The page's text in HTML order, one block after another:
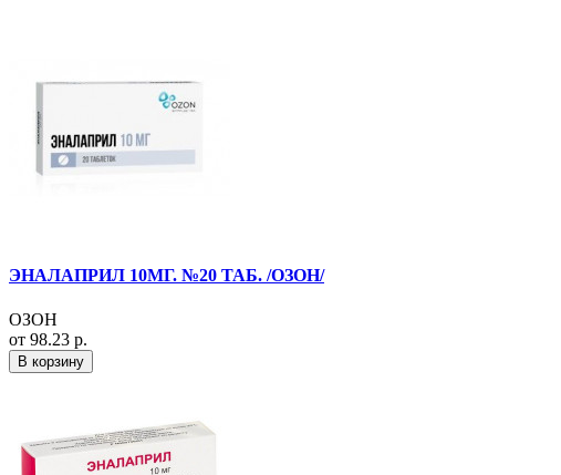
ЭНАЛАПРИЛ 10МГ. №20 ТАБ. /ОЗОН/
ОЗОН
от 98.23 р.
В корзину